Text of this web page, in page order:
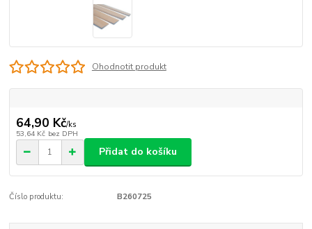
Ohodnotit produkt
64,90 Kč/ks
53,64 Kč bez DPH
Přidat do košíku
Číslo produktu: B260725